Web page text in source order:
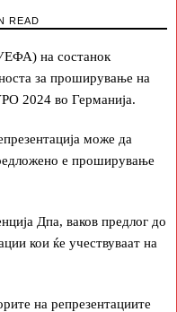
READ
на состанок
за проширување на
2024 во Германија.
може да
е проширување
Дпа, ваков предлог до
кои ќе учествуваат на
на репрезентациите